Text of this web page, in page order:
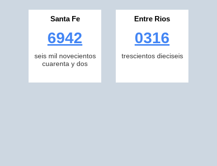
Santa Fe
6942
seis mil novecientos
cuarenta y dos
Entre Rios
0316
trescientos dieciseis